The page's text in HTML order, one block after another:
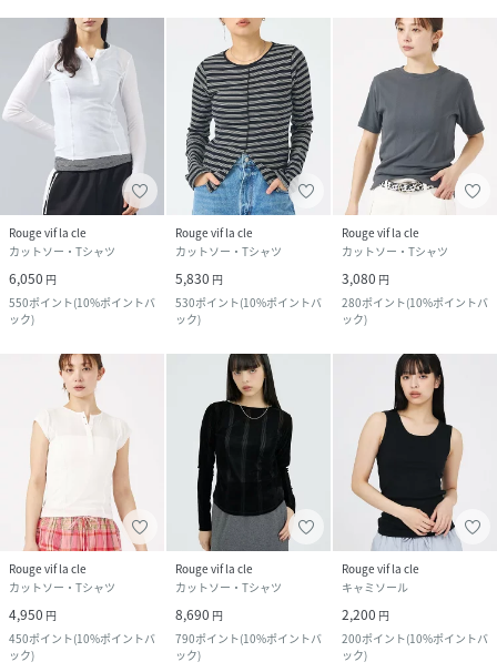
Rouge vif la cle
カットソー・Tシャツ
6,050 円
550ポイント(10%ポイントバ
ック)
Rouge vif la cle
カットソー・Tシャツ
5,830 円
530ポイント(10%ポイントバ
ック)
Rouge vif la cle
カットソー・Tシャツ
3,080 円
280ポイント(10%ポイントバ
ック)
Rouge vif la cle
カットソー・Tシャツ
4,950 円
450ポイント(10%ポイントバ
ック)
Rouge vif la cle
カットソー・Tシャツ
8,690 円
790ポイント(10%ポイントバ
ック)
Rouge vif la cle
キャミソール
2,200 円
200ポイント(10%ポイントバ
ック)